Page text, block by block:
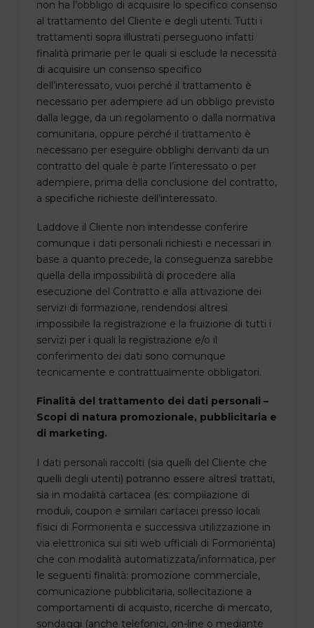
non ha l’obbligo di acquisire lo specifico consenso
al trattamento del Cliente e degli utenti. Tutti i
trattamenti sopra illustrati perseguono infatti
finalità primarie per le quali si esclude la necessità
di acquisire un consenso specifico
dell’interessato, vuoi perché il trattamento è
necessario per adempiere ad un obbligo previsto
dalla legge, da un regolamento o dalla normativa
comunitaria, oppure perché il trattamento è
necessario per eseguire obblighi derivanti da un
contratto del quale è parte l’interessato o per
adempiere, prima della conclusione del contratto,
a specifiche richieste dell’interessato.
Laddove il Cliente non intendesse conferire
comunque i dati personali richiesti e necessari in
base a quanto precede, la conseguenza sarebbe
quella della impossibilità di procedere alla
esecuzione del Contratto e alla attivazione dei
servizi di formazione, rendendosi altresì
impossibile la registrazione e la fruizione di tutti i
servizi per i quali la registrazione e/o il
conferimento dei dati sono comunque
tecnicamente e contrattualmente obbligatori.
Finalità del trattamento dei dati personali –
Scopi di natura promozionale, pubblicitaria e
di marketing.
I dati personali raccolti (sia quelli del Cliente che
quelli degli utenti) potranno essere altresì trattati,
sia in modalità cartacea (es: compilazione di
moduli, coupon e similari cartacei presso locali
fisici di Formorienta e successiva utilizzazione in
via elettronica sui siti web ufficiali di Formorienta)
che con modalità automatizzata/informatica, per
le seguenti finalità: promozione commerciale,
comunicazione pubblicitaria, sollecitazione a
comportamenti di acquisto, ricerche di mercato,
sondaggi (anche telefonici, on-line o mediante